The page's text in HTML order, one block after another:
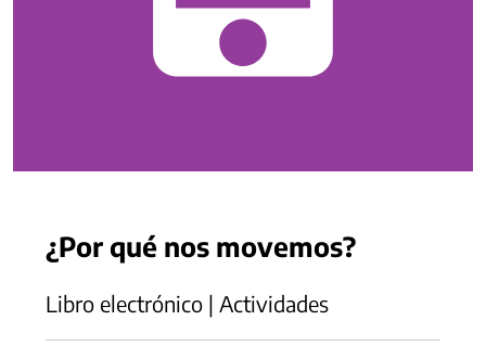
¿Por qué nos movemos?
Libro electrónico | Actividades